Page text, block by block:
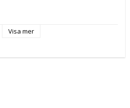
Visa mer